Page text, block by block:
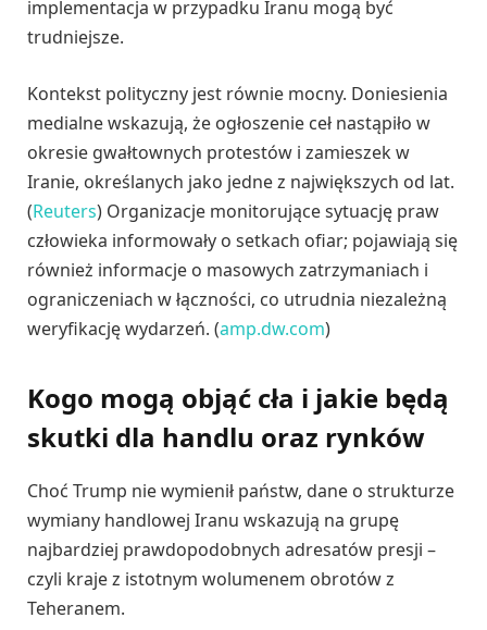
implementacja w przypadku Iranu mogą być
trudniejsze.
Kontekst polityczny jest równie mocny. Doniesienia
medialne wskazują, że ogłoszenie ceł nastąpiło w
okresie gwałtownych protestów i zamieszek w
Iranie, określanych jako jedne z największych od lat.
(Reuters) Organizacje monitorujące sytuację praw
człowieka informowały o setkach ofiar; pojawiają się
również informacje o masowych zatrzymaniach i
ograniczeniach w łączności, co utrudnia niezależną
weryfikację wydarzeń. (amp.dw.com)
Kogo mogą objąć cła i jakie będą
skutki dla handlu oraz rynków
Choć Trump nie wymienił państw, dane o strukturze
wymiany handlowej Iranu wskazują na grupę
najbardziej prawdopodobnych adresatów presji –
czyli kraje z istotnym wolumenem obrotów z
Teheranem.